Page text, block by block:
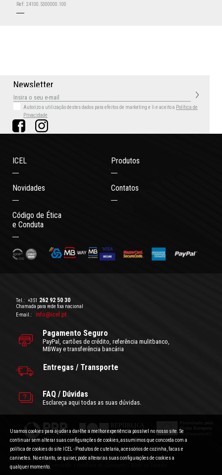
Ref: 24100.5300000.100
Newsletter
Autorizo a utilização destes dados para efeitos de marketing e li e aceito a Política de
Privacidade
ICEL Produtos
Novidades Contatos
Código de Ética
e Conduta
Tel.: +351 262 92 50 30
Chamada para rede fixa nacional
E-mail.:
info@icel.pt
Pagamento Seguro
PayPal, cartões de crédito, referência mulitbanco,
MBWay e transferência bancária
Entregas / Transporte
FAQ / Dúvidas
Esclareça aqui todas as suas dúvidas.
Condições Gerais de Utilização |Politica de Privacidade
Preços com IVA incluído.
Usamos cookies para ajudar a dar-lhe a melhor experiência possível no nosso site. Se
continuar sem alterar suas configurações de cookies, assumimos que concorda com a
política de cookies do site ICEL - Produtos de cutelaria, acessórios de cozinha, facas e
canivetes. No entanto, se quiser, pode alterar as suas configurações de cookies a
qualquer momento.